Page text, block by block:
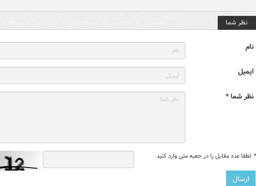
نظر شما
نام
ایمیل
نظر شما *
* لطفا عدد مقابل را در جعبه متن وارد کنید